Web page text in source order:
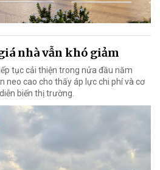
nhà vẫn khó giảm
tục cải thiện trong nửa đầu năm
neo cao cho thấy áp lực chi phí và cơ
biến thị trường.